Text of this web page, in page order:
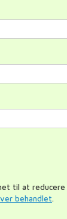
til at reducere
behandlet.